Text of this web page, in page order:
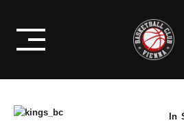
content
VERLIERT SEIN
AUSWÄRTSSPIEL IN
In